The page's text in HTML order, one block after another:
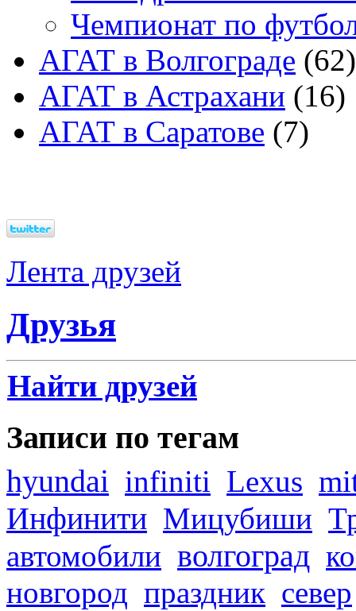
Чемпионат по
АГАТ в Волгограде (62)
АГАТ в Астрахани (16)
АГАТ в Саратове (7)
Лента друзей
Друзья
Найти друзей
Записи по тегам
hyundai infiniti Lexus
Инфинити Мицубиши
автомобили волгоград
новгород праздник север